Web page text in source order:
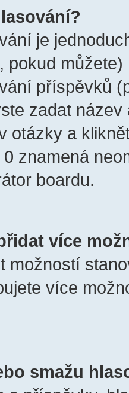
je
pokud
příspěvků
zadat
otázky a
znamená
boardu.
více
možností
více
smažu